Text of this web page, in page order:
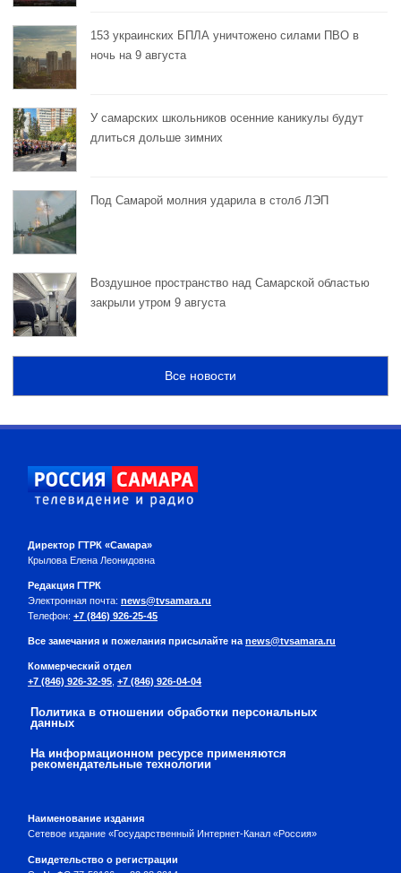
153 украинских БПЛА уничтожено силами ПВО в
ночь на 9 августа
У самарских школьников осенние каникулы будут
длиться дольше зимних
Под Самарой молния ударила в столб ЛЭП
Воздушное пространство над Самарской областью
закрыли утром 9 августа
Все новости
Директор ГТРК «Самара»
Крылова Елена Леонидовна
Редакция ГТРК
Электронная почта: news@tvsamara.ru
Телефон: +7 (846) 926-25-45
Все замечания и пожелания присылайте на news@tvsamara.ru
Коммерческий отдел
+7 (846) 926-32-95, +7 (846) 926-04-04
Политика в отношении обработки персональных
данных
На информационном ресурсе применяются
рекомендательные технологии
Наименование издания
Сетевое издание «Государственный Интернет-Канал «Россия»
Свидетельство о регистрации